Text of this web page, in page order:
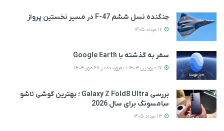
جنگنده نسل ششم F-47 در مسیر نخستین پرواز
سفر به گذشته با Google Earth
بررسی Galaxy Z Fold8 Ultra ؛ بهترین گوشی تاشو
سامسونگ برای سال 2026